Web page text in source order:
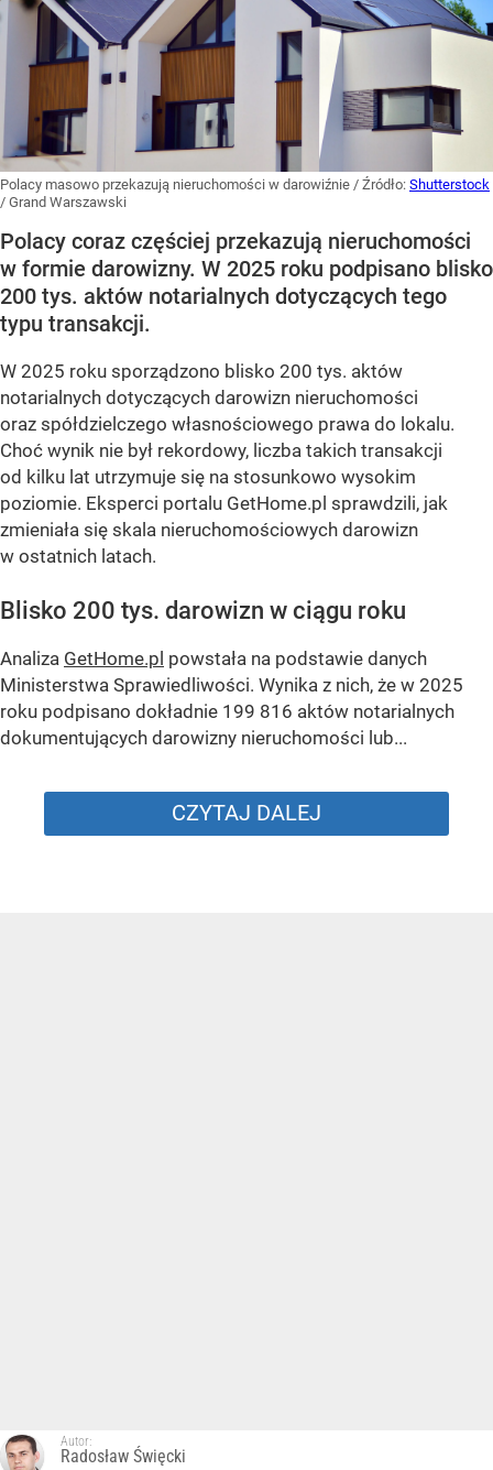
Polacy masowo przekazują nieruchomości w darowiźnie / Źródło: Shutterstock
/ Grand Warszawski
Polacy coraz częściej przekazują nieruchomości
w formie darowizny. W 2025 roku podpisano blisko
200 tys. aktów notarialnych dotyczących tego
typu transakcji.
W 2025 roku sporządzono blisko 200 tys. aktów
notarialnych dotyczących darowizn nieruchomości
oraz spółdzielczego własnościowego prawa do lokalu.
Choć wynik nie był rekordowy, liczba takich transakcji
od kilku lat utrzymuje się na stosunkowo wysokim
poziomie. Eksperci portalu GetHome.pl sprawdzili, jak
zmieniała się skala nieruchomościowych darowizn
w ostatnich latach.
Blisko 200 tys. darowizn w ciągu roku
Analiza GetHome.pl powstała na podstawie danych
Ministerstwa Sprawiedliwości. Wynika z nich, że w 2025
roku podpisano dokładnie 199 816 aktów notarialnych
dokumentujących darowizny nieruchomości lub...
CZYTAJ DALEJ
Autor:
Radosław Święcki